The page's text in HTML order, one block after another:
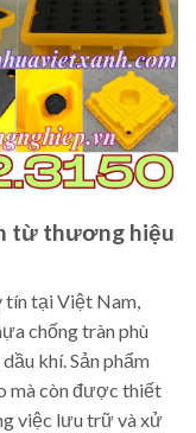
từ thương hiệu
tín tại Việt Nam,
chống tràn phù
khí. Sản phẩm
mà còn được thiết
việc lưu trữ và xử